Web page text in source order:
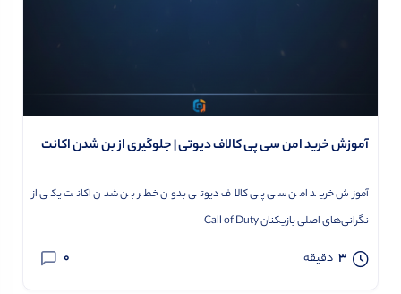
آموزش خرید امن سی پی کالاف دیوتی | جلوگیری از بن شدن اکانت
آموزش خرید امن سی پی کالاف دیوتی بدون خطر بن شدن اکانت یکی از
نگرانی‌های اصلی بازیکنان Call of Duty
3 دقیقه 0